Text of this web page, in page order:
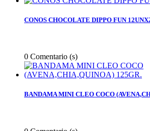
CONOS CHOCOLATE DIPPO FUN
0 Comentario (s)
BANDAMA MINI CLEO COCO